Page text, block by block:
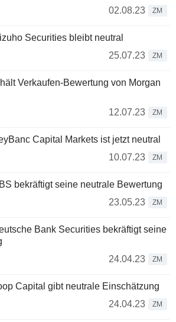
02.08.23
ZM
Securities bleibt neutral
25.07.23
ZM
Verkaufen-Bewertung von Morgan
12.07.23
ZM
Capital Markets ist jetzt neutral
10.07.23
ZM
bekräftigt seine neutrale Bewertung
23.05.23
ZM
Bank Securities bekräftigt seine
24.04.23
ZM
Capital gibt neutrale Einschätzung
24.04.23
ZM